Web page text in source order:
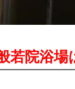
若院浴場